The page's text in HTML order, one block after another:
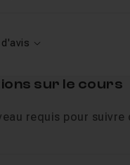
sur le cours
requis pour suivre